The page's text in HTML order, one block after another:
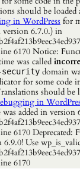
should be loaded
in WordPress for
version 6.7.0.) in
6170 Notice:
was called
security domain
for some code
should be
in
added in version
6170 Deprecated:
6.9.0! Use
6170